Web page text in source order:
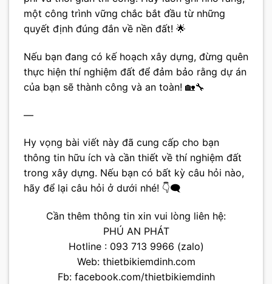
một công trình vững chắc bắt đầu từ những
quyết định đúng đắn về nền đất! 🌟
Nếu bạn đang có kế hoạch xây dựng, đừng quên
thực hiện thí nghiệm đất để đảm bảo rằng dự án
của bạn sẽ thành công và an toàn! 🏡🔧
—
Hy vọng bài viết này đã cung cấp cho bạn
thông tin hữu ích và cần thiết về thí nghiệm đất
trong xây dựng. Nếu bạn có bất kỳ câu hỏi nào,
hãy để lại câu hỏi ở dưới nhé! 👇🗨️
Cần thêm thông tin xin vui lòng liên hệ:
PHÚ AN PHÁT
Hotline : 093 713 9966 (zalo)
Web: thietbikiemdinh.com
Fb: facebook.com/thietbikiemdinh